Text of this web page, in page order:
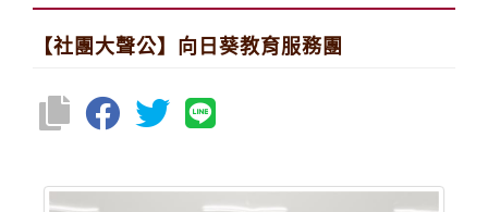
【社團大聲公】向日葵教育服務團